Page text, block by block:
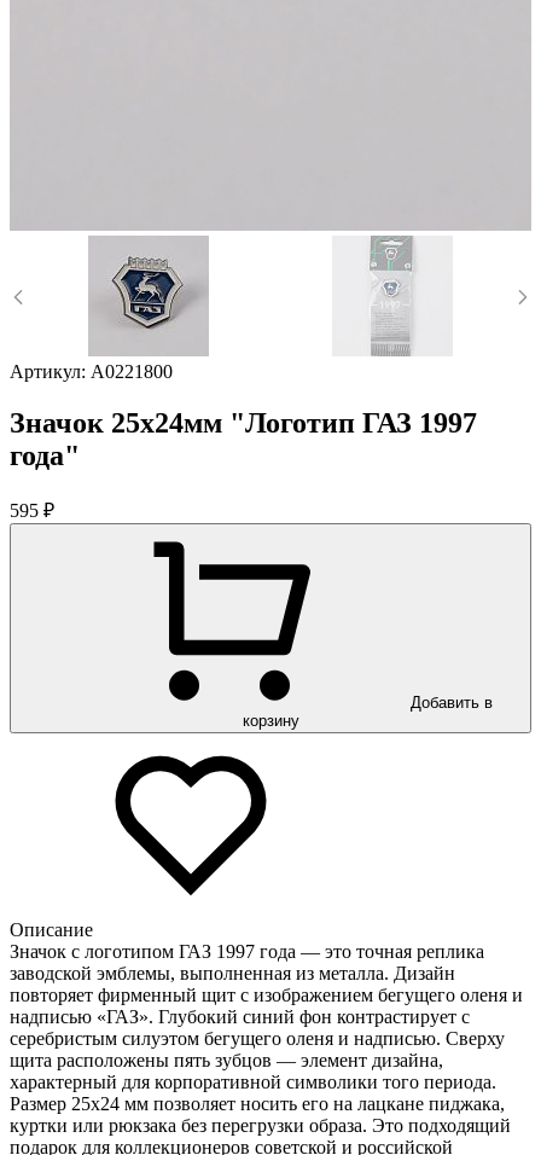
Артикул: A0221800
Значок 25х24мм "Логотип ГАЗ 1997
года"
595 ₽
Добавить в
корзину
Описание
Значок с логотипом ГАЗ 1997 года — это точная реплика
заводской эмблемы, выполненная из металла. Дизайн
повторяет фирменный щит с изображением бегущего оленя и
надписью «ГАЗ». Глубокий синий фон контрастирует с
серебристым силуэтом бегущего оленя и надписью. Сверху
щита расположены пять зубцов — элемент дизайна,
характерный для корпоративной символики того периода.
Размер 25х24 мм позволяет носить его на лацкане пиджака,
куртки или рюкзака без перегрузки образа. Это подходящий
подарок для коллекционеров советской и российской